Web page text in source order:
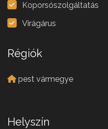
Koporsószolgáltatás
Virágárus
Régiók
pest vármegye
Helyszín